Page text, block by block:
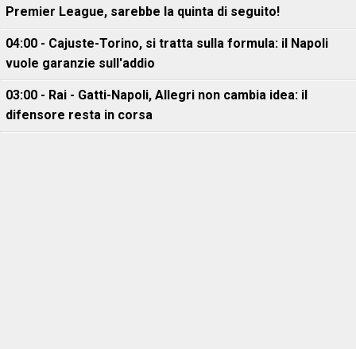
Premier League, sarebbe la quinta di seguito!
04:00 - Cajuste-Torino, si tratta sulla formula: il Napoli
vuole garanzie sull'addio
03:00 - Rai - Gatti-Napoli, Allegri non cambia idea: il
difensore resta in corsa